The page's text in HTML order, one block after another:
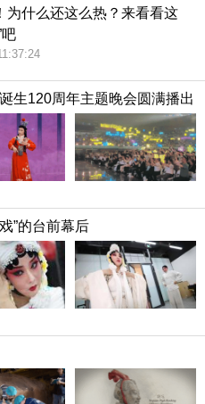
为什么还这么热？来看看这
吧
生120周年主题晚会圆满播出
”的台前幕后